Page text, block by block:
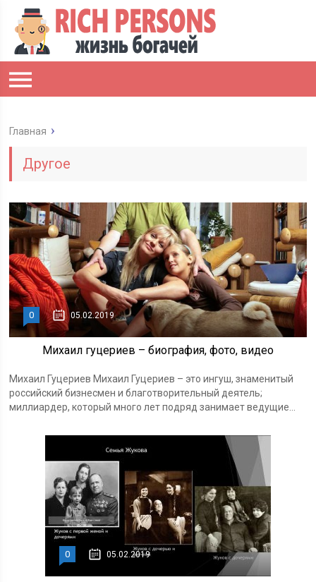
Главная
Другое
0 05.02.2019
Михаил гуцериев – биография, фото, видео
Михаил Гуцериев Михаил Гуцериев – это ингуш, знаменитый
российский бизнесмен и благотворительный деятель;
миллиардер, который много лет подряд занимает ведущие...
0 05.02.2019